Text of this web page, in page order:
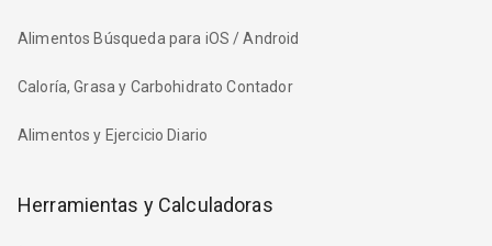
Alimentos Búsqueda para iOS / Android
Caloría, Grasa y Carbohidrato Contador
Alimentos y Ejercicio Diario
Herramientas y Calculadoras